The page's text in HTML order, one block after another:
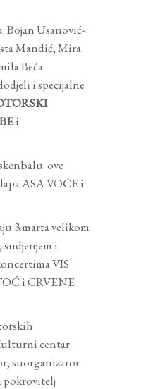
Bojan Usanović-
Mandić, Mira
Beća
i specijalne
i
ove
ASA VOĆE i
3.marta velikom
i
VIS
i CRVENE
centar
suorganizaror
pokrovitelj